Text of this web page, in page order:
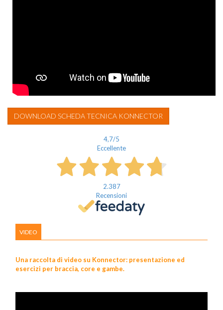
DOWNLOAD SCHEDA TECNICA KONNECTOR
4,7/5
Eccellente
2.387
Recensioni
VIDEO
Una raccolta di video su Konnector: presentazione ed
esercizi per braccia, core e gambe.